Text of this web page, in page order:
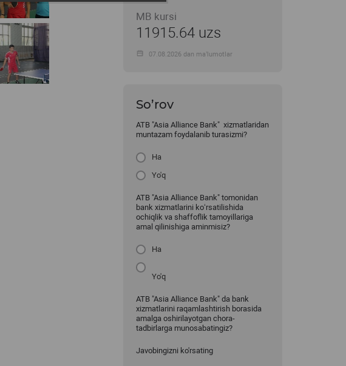
MB kursi
11915.64 uzs
07.08.2026 dan ma’lumotlar
So’rov
ATB "Asia Alliance Bank" xizmatlaridan
muntazam foydalanib turasizmi?
Ha
Yo'q
ATB "Asia Alliance Bank" tomonidan
bank xizmatlarini ko‘rsatilishida
ochiqlik va shaffoflik tamoyillariga
amal qilinishiga aminmisiz?
Ha
Yo'q
ATB "Asia Alliance Bank" da bank
xizmatlarini raqamlashtirish borasida
amalga oshirilayotgan chora-
tadbirlarga munosabatingiz?
Javobingizni ko'rsating